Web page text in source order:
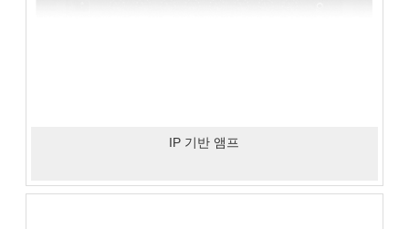
IP 기반 앰프